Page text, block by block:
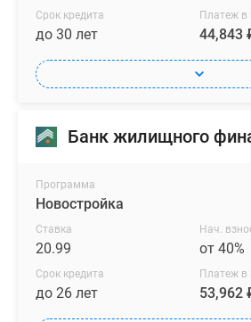
Срок кредита
до 30 лет
Платеж в
44,843
Программа
Новостройка
Ставка
20.99
Нач.
от 40%
Срок кредита
до 26 лет
Платеж в
53,962